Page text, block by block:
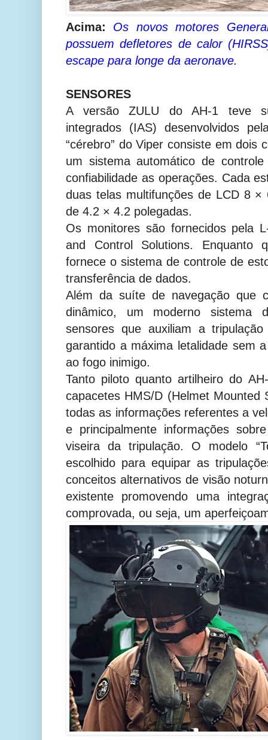
Acima: Os novos motores
possuemdefletores de calor
escape para longe da aeronave.
SENSORES
A versão ZULU do AH-1 teve
integrados (IAS) desenvolvidos
“cérebro” do Viper consiste em dois
um sistema automático de
confiabilidade as operações. Cada
duas telas multifunções de LCD 8 ×
de 4.2 × 4.2 polegadas.
Os monitores são fornecidos pela
and Control Solutions. Enquanto
fornece o sistema de controle de
transferência de dados.
Além da suíte de navegação que
dinâmico, um moderno sistema
sensores que auxiliam a
garantido a máxima letalidade sem
ao fogo inimigo.
Tanto piloto quanto artilheiro do
capacetes HMS/D (Helmet Mounted
todas as informações referentes a
e principalmente informações
viseira da tripulação. O modelo
escolhido para equipar as
conceitos alternativos de visão
existente promovendo uma
comprovada, ou seja, um